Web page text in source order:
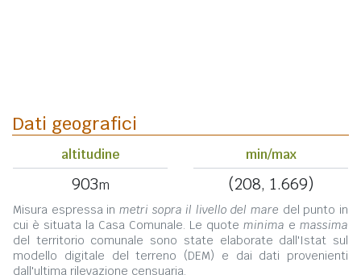
Dati geografici
altitudine
903m
min/max
(208, 1.669)
Misura espressa in metri sopra il livello del mare del punto in
cui è situata la Casa Comunale. Le quote minima e massima
del territorio comunale sono state elaborate dall'Istat sul
modello digitale del terreno (DEM) e dai dati provenienti
dall'ultima rilevazione censuaria.